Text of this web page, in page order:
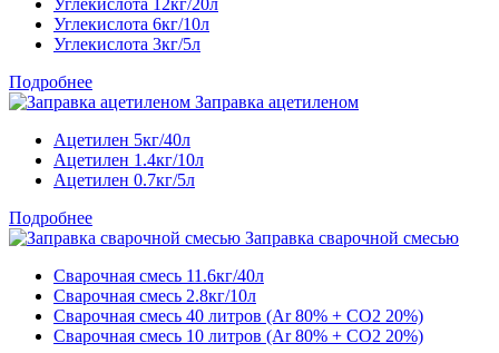
Углекислота 12кг/20л
Углекислота 6кг/10л
Углекислота 3кг/5л
Подробнее
Заправка ацетиленом
Ацетилен 5кг/40л
Ацетилен 1.4кг/10л
Ацетилен 0.7кг/5л
Подробнее
Заправка сварочной смесью
Сварочная смесь 11.6кг/40л
Сварочная смесь 2.8кг/10л
Сварочная смесь 40 литров (Ar 80% + CO2 20%)
Сварочная смесь 10 литров (Ar 80% + CO2 20%)